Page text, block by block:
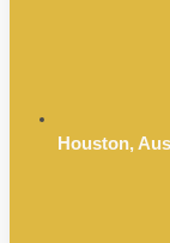
Houston,